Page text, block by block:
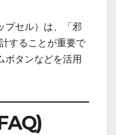
プセル）は、「邪
することが重要で
ボタンなどを活用